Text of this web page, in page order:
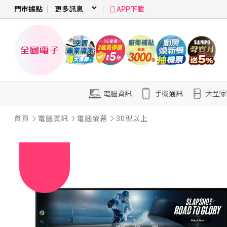
門市據點 APP下載
電腦資訊 手機通訊 大型
首頁 電腦資訊 電腦螢幕 30型以上